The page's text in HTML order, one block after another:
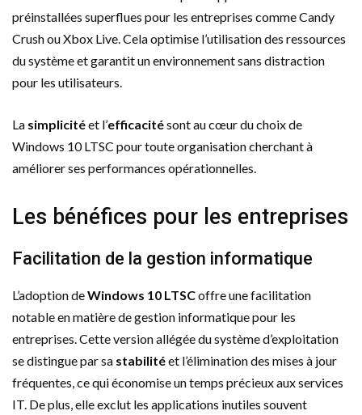
préinstallées superflues pour les entreprises comme Candy
Crush ou Xbox Live. Cela optimise l’utilisation des ressources
du système et garantit un environnement sans distraction
pour les utilisateurs.
La simplicitéet l’efficacitésont au cœur du choix de
Windows 10 LTSC pour toute organisation cherchant à
améliorer ses performances opérationnelles.
Les bénéfices pour les entreprises
Facilitation de la gestion informatique
L’adoption deWindows 10 LTSCoffre une facilitation
notable en matière de gestion informatique pour les
entreprises. Cette version allégée du système d’exploitation
se distingue par sa stabilitéet l’élimination des mises à jour
fréquentes, ce qui économise un temps précieux aux services
IT. De plus, elle exclut les applications inutiles souvent